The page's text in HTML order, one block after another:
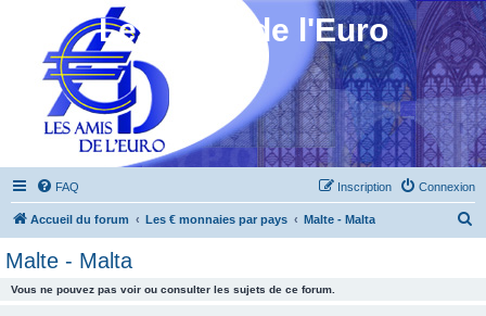
Les Amis de l'Euro
FAQ Connexion
Inscription
Accueil du forum Les € monnaies par pays Malte - Malta
Malte - Malta
Vous ne pouvez pas voir ou consulter les sujets de ce forum.